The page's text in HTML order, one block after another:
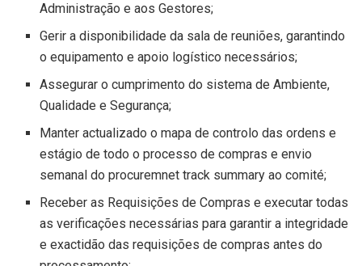
Administração e aos Gestores;
Gerir a disponibilidade da sala de reuniões, garantindo
o equipamento e apoio logístico necessários;
Assegurar o cumprimento do sistema de Ambiente,
Qualidade e Segurança;
Manter actualizado o mapa de controlo das ordens e
estágio de todo o processo de compras e envio
semanal do procuremnet track summary ao comité;
Receber as Requisições de Compras e executar todas
as verificações necessárias para garantir a integridade
e exactidão das requisições de compras antes do